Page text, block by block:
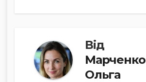
Від
Марченко
Ольга